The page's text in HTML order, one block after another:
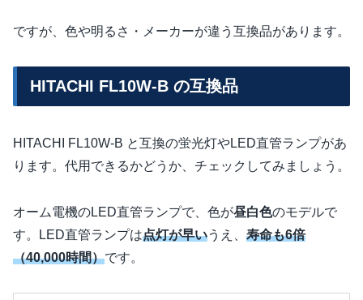
ですが、色や明るさ・メーカーが違う互換品があります。
HITACHI FL10W-B の互換品
HITACHI FL10W-B と互換の蛍光灯やLED直管ランプがあ
ります。代用できるかどうか、チェックしてみましょう。
オーム電機のLED直管ランプで、色が昼白色のモデルで
す。LED直管ランプは点灯が早いうえ、 寿命も6倍
（40,000時間）です。